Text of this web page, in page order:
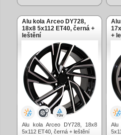
Alu kola Arceo DY728,
18x8 5x112 ET40, černá +
leštění
Alu kola Arceo DY728, 18x8
5x112 ET40, černá + leštění
+
Alu